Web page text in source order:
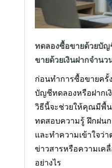
ทดลองซื้อขายด้วยบัญ
ขายด้วยเงินฝากจำนว
ก่อนทำการซื้อขายครั้
บัญชีทดลองหรือฝากเ
วิธีนี้จะช่วยให้คุณมีพื้
ทดสอบความรู้ ฝึกฝน
และทำความเข้าใจว่
ข่าวสารหรือความเค
อย่างไร